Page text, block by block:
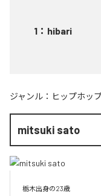
1 ： hibari
ジャンル： ヒップホッ
mitsuki sato
栃木出身の23歳